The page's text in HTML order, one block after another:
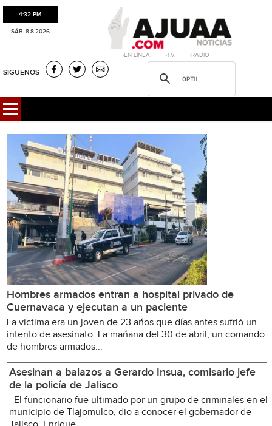
4:32 PM
SÁB. 8.8.2026
·EN LÍNEA. ·T.V. ·RADIO
SIGUENOS
Hombres armados entran a hospital privado de
Cuernavaca y ejecutan a un paciente
La víctima era un joven de 23 años que días antes sufrió un
intento de asesinato. La mañana del 30 de abril, un comando
de hombres armados...
Asesinan a balazos a Gerardo Insua, comisario jefe
de la policía de Jalisco
El funcionario fue ultimado por un grupo de criminales en el
municipio de Tlajomulco, dio a conocer el gobernador de